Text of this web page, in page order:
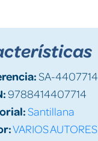
SA-4407714
9788414407714
Santillana
VARIOS AUTORES